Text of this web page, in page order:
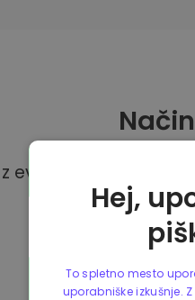
evri na platformi
Hej,
To spletno mesto
uporabniške izkušnje.